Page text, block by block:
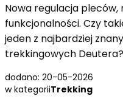
Nowa regulacja pleców,
funkcjonalności. Czy
jeden z najbardziej
trekkingowych Deutera?
dodano: 20-05-2026
w kategoriiTrekking